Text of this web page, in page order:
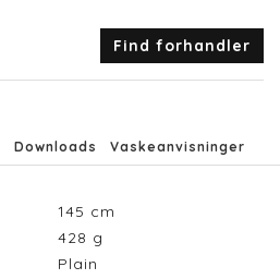
Find forhandler
Downloads Vaskeanvisninger
145 cm
428 g
Plain